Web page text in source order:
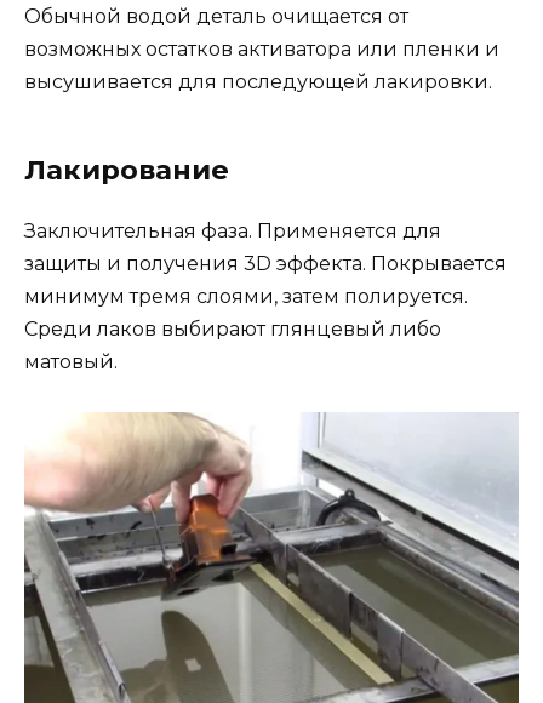
Обычной водой деталь очищается от
возможных остатков активатора или пленки и
высушивается для последующей лакировки.
Лакирование
Заключительная фаза. Применяется для
защиты и получения 3D эффекта. Покрывается
минимум тремя слоями, затем полируется.
Среди лаков выбирают глянцевый либо
матовый.